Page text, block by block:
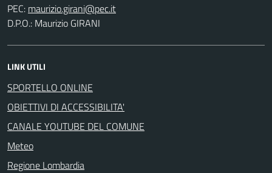
PEC:
D.P.O.: Maurizio GIRANI
LINK UTILI
SPORTELLO ONLINE
OBIETTIVI DI ACCESSIBILITA'
CANALE YOUTUBE DEL COMUNE
Meteo
Regione Lombardia